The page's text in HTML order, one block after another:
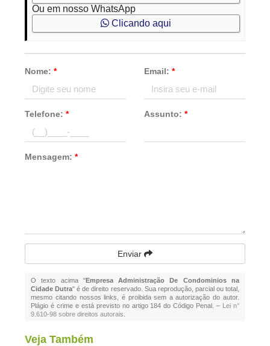
Ou em nosso WhatsApp
Clicando aqui
Nome:* Email: *
Telefone:* Assunto: *
Mensagem:*
Enviar
O texto acima "Empresa Administração De Condominios na
Cidade Dutra" é de direito reservado. Sua reprodução, parcial ou total,
mesmo citando nossos links, é proibida sem a autorização do autor.
Plágio é crime e está previsto no artigo 184 do Código Penal. – Lei n°
9.610-98 sobre direitos autorais
Veja Também